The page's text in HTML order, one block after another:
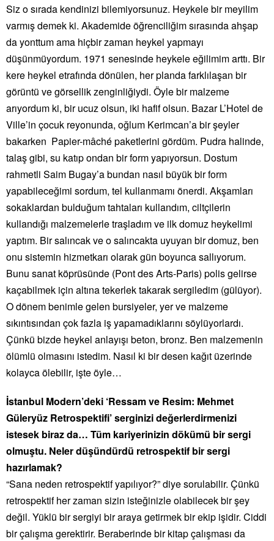
Siz o sırada kendinizi bilemiyorsunuz. Heykele bir meyilim
varmış demek ki. Akademide öğrenciliğim sırasında ahşap
da yonttum ama hiçbir zaman heykel yapmayı
düşünmüyordum. 1971 senesinde heykele eğilimim arttı. Bir
kere heykel etrafında dönülen, her planda farklılaşan bir
görüntü ve görsellik zenginliğiydi. Öyle bir malzeme
arıyordum ki, bir ucuz olsun, iki hafif olsun. Bazar L’Hotel de
Ville’in çocuk reyonunda, oğlum Kerimcan’a bir şeyler
bakarken Papier-mâché paketlerini gördüm. Pudra halinde,
talaş gibi, su katıp ondan bir form yapıyorsun. Dostum
rahmetli Saim Bugay’a bundan nasıl büyük bir form
yapabileceğimi sordum, tel kullanmamı önerdi. Akşamları
sokaklardan bulduğum tahtaları kullandım, ciltçilerin
kullandığı malzemelerle traşladım ve ilk domuz heykelimi
yaptım. Bir salıncak ve o salıncakta uyuyan bir domuz, ben
onu sistemin hizmetkarı olarak gün boyunca sallıyorum.
Bunu sanat köprüsünde (Pont des Arts-Paris) polis gelirse
kaçabilmek için altına tekerlek takarak sergiledim (gülüyor).
O dönem benimle gelen bursiyeler, yer ve malzeme
sıkıntısından çok fazla iş yapamadıklarını söylüyorlardı.
Çünkü bizde heykel anlayışı beton, bronz. Ben malzemenin
ölümlü olmasını istedim. Nasıl ki bir desen kağıt üzerinde
kolayca ölebilir, işte öyle…
İstanbul Modern’deki ‘Ressam ve Resim: Mehmet
Güleryüz Retrospektifi’ serginizi değerlerdirmenizi
istesek biraz da… Tüm kariyerinizin dökümü bir sergi
olmuştu. Neler düşündürdü retrospektif bir sergi
hazırlamak?
“Sana neden retrospektif yapılıyor?” diye sorulabilir. Çünkü
retrospektif her zaman sizin isteğinizle olabilecek bir şey
değil. Yüklü bir sergiyi bir araya getirmek bir ekip işidir. Ciddi
bir çalışma gerektirir. Beraberinde bir kitap çalışması da